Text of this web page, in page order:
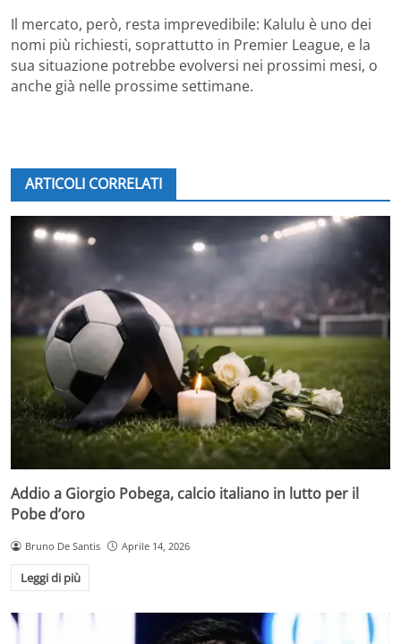
Il mercato, però, resta imprevedibile: Kalulu è uno dei
nomi più richiesti, soprattutto in Premier League, e la
sua situazione potrebbe evolversi nei prossimi mesi, o
anche già nelle prossime settimane.
ARTICOLI CORRELATI
Addio a Giorgio Pobega, calcio italiano in lutto per il
Pobe d’oro
Bruno De Santis Aprile 14, 2026
Leggi di più